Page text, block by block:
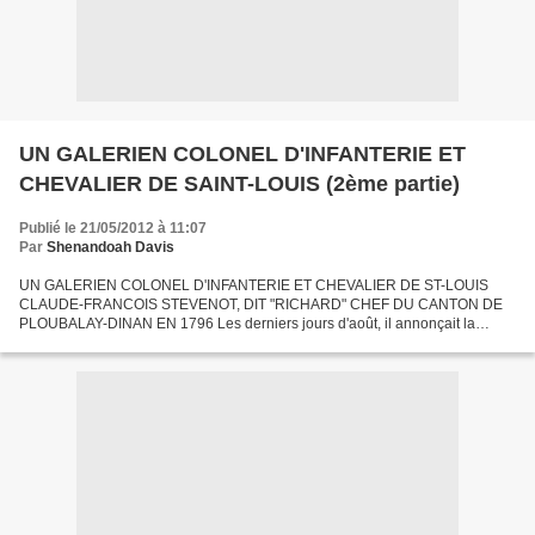
UN GALERIEN COLONEL D'INFANTERIE ET
CHEVALIER DE SAINT-LOUIS (2ème partie)
Publié le 21/05/2012 à 11:07
Par Shenandoah Davis
UN GALERIEN COLONEL D'INFANTERIE ET CHEVALIER DE ST-LOUIS
CLAUDE-FRANCOIS STEVENOT, DIT "RICHARD" CHEF DU CANTON DE
PLOUBALAY-DINAN EN 1796 Les derniers jours d'août, il annonçait la